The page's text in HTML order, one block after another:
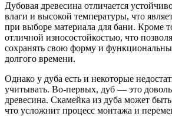
Дубовая древесина отличается
влаги и высокой температуры, что
при выборе материала для бани. Кроме
отличной износостойкостью, что
сохранять свою форму и
долгого времени.
Однако у дуба есть и некоторые
учитывать. Во-первых, дуб — это
древесина. Скамейка из дуба может
что усложнит процесс монтажа и